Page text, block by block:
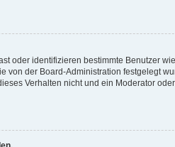
oder identifizieren bestimmte Benutzer
von der Board-Administration festgelegt
Verhalten nicht und ein Moderator